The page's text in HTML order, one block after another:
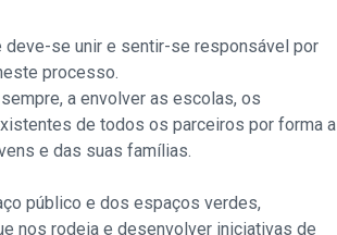
deve-se unir e sentir-se responsável por
processo.
a envolver as escolas, os
de todos os parceiros por forma a
e das suas famílias.
público e dos espaços verdes,
nos rodeia e desenvolver iniciativas de